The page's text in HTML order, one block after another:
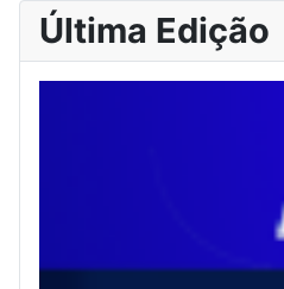
Última Edição